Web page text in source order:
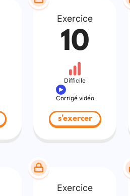
Exercice
10
Difficile
Corrigé vidéo
s'exercer
Exercice